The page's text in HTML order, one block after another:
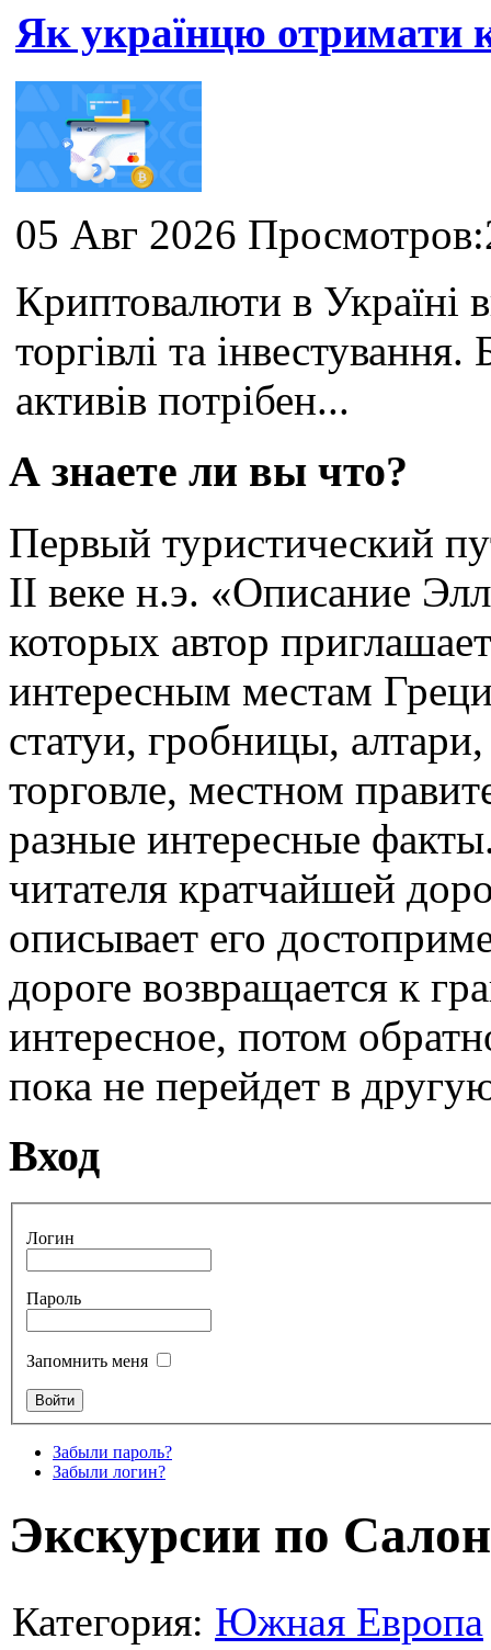
Як українцю отримати
05 Авг 2026
Криптовалюти в Україні
торгівлі та
активів потрібен...
А знаете ли вы что?
Первый туристический
II веке н.э. «Описание
которых автор
интересным местам
статуи, гробницы,
торговле, местном
разные интересные
читателя кратчайшей
описывает его
дороге возвращается к
интересное, потом
пока не перейдет в
Вход
Логин
Пароль
Запомнить меня
Забыли пароль?
Забыли логин?
Экскурсии по
Категория: Южная Европа